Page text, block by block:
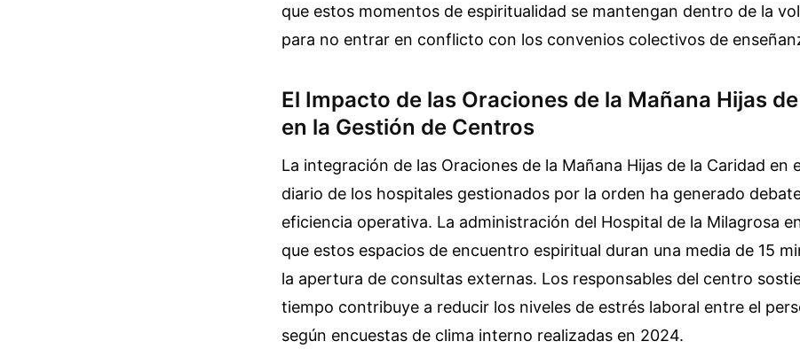
que estos momentos de espiritualidad se mantengan dentro de la
para no entrar en conflicto con los convenios colectivos de
El Impacto de las Oraciones de la Mañana Hijas
en la Gestión de Centros
La integración de las Oraciones de la Mañana Hijas de la Caridad en
diario de los hospitales gestionados por la orden ha generado
eficiencia operativa. La administración del Hospital de la Milagrosa
que estos espacios de encuentro espiritual duran una media de 15
la apertura de consultas externas. Los responsables del centro
tiempo contribuye a reducir los niveles de estrés laboral entre el
según encuestas de clima interno realizadas en 2024.